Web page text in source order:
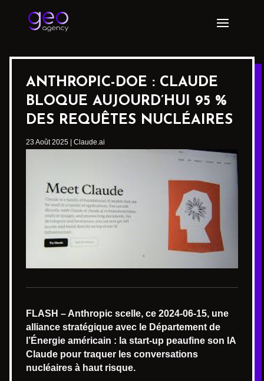
ANTHROPIC-DOE : CLAUDE
BLOQUE AUJOURD’HUI 95 %
DES REQUÊTES NUCLÉAIRES
23 Août 2025 Claude.ai
FLASH – Anthropic scelle, ce 2024-06-15, une
alliance stratégique avec le Département de
l’Énergie américain : la start-up peaufine son IA
Claude pour traquer les conversations
nucléaires à haut risque.